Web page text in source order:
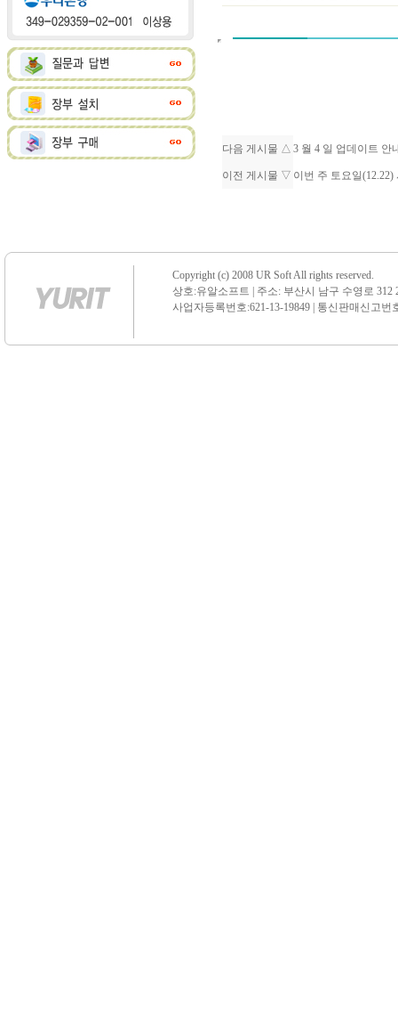
다음 게시물 △ 3 월 4 일 업데이트 안
이전 게시물 ▽ 이번 주 토요일
Copyright (c) 2008 UR Soft All rights reserved.
상호:유알소프트 | 주소: 부산시 남구 수영로 312
사업자등록번호:621-13-19849 | 통신판매신고번